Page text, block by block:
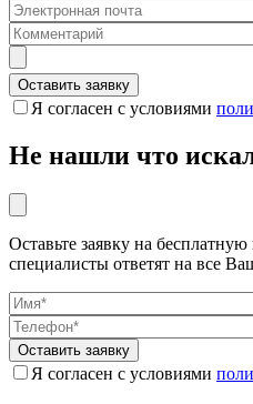
Я согласен с условиями
Не нашли что
Оставьте заявку на
специалисты ответят на все
Я согласен с условиями